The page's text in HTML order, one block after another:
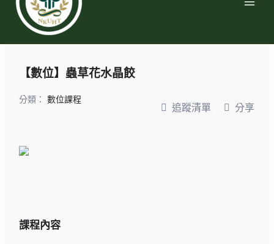
【數位】蟲草花水晶餃
分類：數位課程
追蹤清單 分享
課程內容